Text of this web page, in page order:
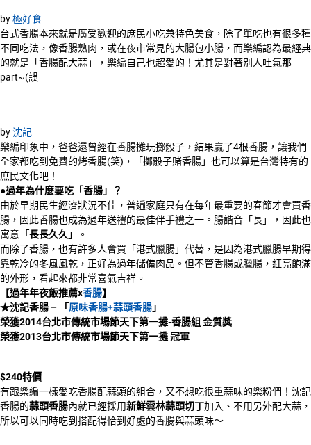
by極好食
台式香腸本來就是廣受歡迎的庶民小吃兼特色美食，除了單吃也有很多種
不同吃法，像香腸熟肉，或在夜市常見的大腸包小腸，而樂編認為最經典
的就是「香腸配大蒜」，樂編自己也超愛的！尤其是對著別人吐氣那
part~(誤
by沈記
樂編印象中，爸爸還曾經在香腸攤玩擲骰子，結果贏了4根香腸，讓我們
全家都吃到免費的烤香腸(笑)，「擲骰子賭香腸」也可以算是台灣特有的
庶民文化吧！
●過年為什麼要吃「香腸」？
由於早期民生經濟狀況不佳，普遍家庭只有在每年最重要的春節才會買香
腸，因此香腸也成為過年送禮的最佳伴手禮之一。腸諧音「長」，因此也
寓意 「長長久久」
。
而除了香腸，也有許多人會買「港式臘腸」代替，是因為港式臘腸早期得
靠乾冷的冬風風乾，正好為過年儲備肉品。但不管香腸或臘腸，紅亮飽滿
的外形，看起來都非常喜氣吉祥。
【過年年夜飯推薦x香腸】
★沈記香腸 – 「 原味香腸+蒜頭香腸」
榮獲2014台北市傳統市場節天下第一攤-香腸組 金質獎
榮獲2013台北市傳統市場節天下第一攤 冠軍
$240特價
有跟樂編一樣愛吃香腸配蒜頭的組合，又不想吃很重蒜味的樂粉們！沈記
香腸的蒜頭香腸內就已經採用新鮮雲林蒜頭切丁加入、不用另外配大蒜，
所以可以同時吃到搭配得恰到好處的香腸與蒜頭味～